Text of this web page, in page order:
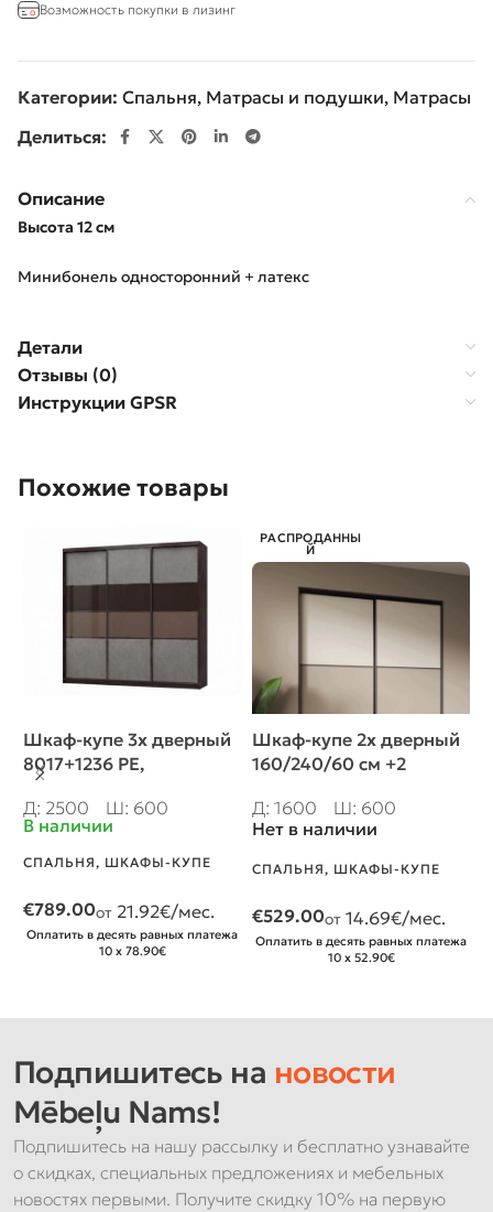
Возможность покупки в лизинг
Категории: Спальня, Матрасы и подушки, Матрасы
Делиться:
Описание
Высота 12 см
Минибонель односторонний + латекс
Детали
Отзывы (0)
Инструкции GPSR
Похожие товары
Шкаф-купе 3х дверный
8017+1236 PE,
Д: 2500
Ш: 600
В наличии
СПАЛЬНЯ , ШКАФЫ-КУПЕ
€789.00от 21.92€/мес.
Оплатить в десять равных платежа
10 x 78.90€
РАСПРОДАННЫ
Й
Шкаф-купе 2х дверный
160/240/60 см +2
Бавария
Д: 1600
Ш: 600
Нет в наличии
СПАЛЬНЯ , ШКАФЫ-КУПЕ
€529.00от 14.69€/мес.
Оплатить в десять равных платежа
10 x 52.90€
Подпишитесь на новости
Mēbeļu Nams!
Подпишитесь на нашу рассылку и бесплатно узнавайте
о скидках, специальных предложениях и мебельных
новостях первыми. Получите скидку 10% на первую